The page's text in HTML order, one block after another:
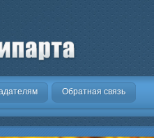
Обратная связь